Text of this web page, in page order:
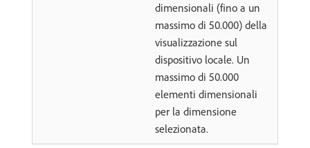
dimensionali (fino a un
massimo di 50.000) della
visualizzazione sul
dispositivo locale. Un
massimo di 50.000
elementi dimensionali
per la dimensione
selezionata.